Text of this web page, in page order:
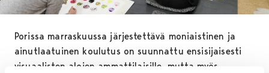
Porissa marraskuussa järjestettävä moniaistinen ja
ainutlaatuinen koulutus on suunnattu ensisijaisesti
visuaalisten alojen ammattilaisille, mutta myös